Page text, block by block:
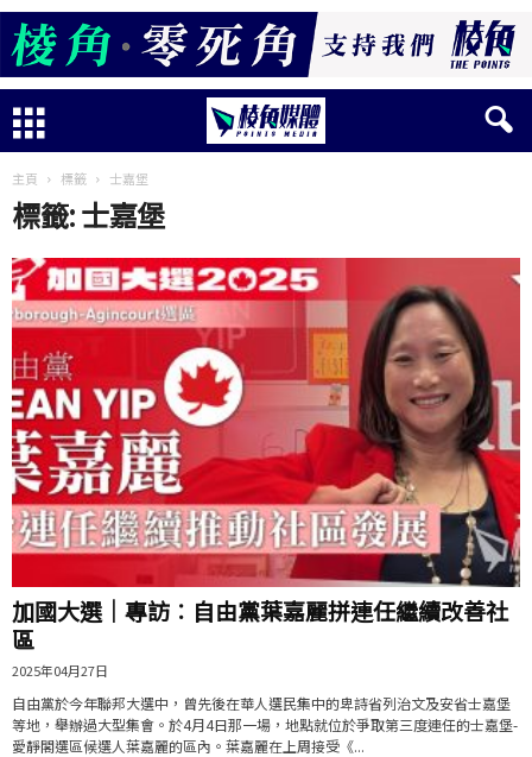
主頁 標籤 士嘉堡
標籤: 士嘉堡
加國大選｜專訪︰自由黨葉嘉麗拼連任繼續改善社
區
2025年04月27日
自由黨於今年聯邦大選中，曾先後在華人選民集中的卑詩省列治文及安省士嘉堡
等地，舉辦過大型集會。於4月4日那一場，地點就位於爭取第三度連任的士嘉堡-
愛靜閣選區候選人葉嘉麗的區內。葉嘉麗在上周接受《...